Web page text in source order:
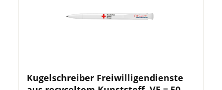
Kugelschreiber Freiwilligendienste